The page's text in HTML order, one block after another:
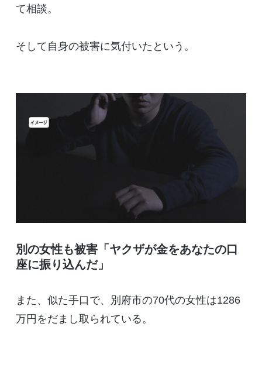
て相談。
そして自身の被害に気付いたという。
別の女性も被害「ヤクザが金をあなたの口
座に振り込んだ」
また、似た手口で、別府市の70代の女性は1286
万円をだまし取られている。